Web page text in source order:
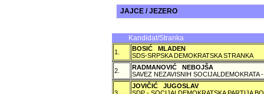
JAJCE / JEZERO
Kandidat/Stranka
1.
BOSIĆ MLADEN
SDS-SRPSKA DEMOKRATSKA STRANKA
2.
RADMANOVIĆ NEBOJŠA
SAVEZ NEZAVISNIH SOCIJALDEMOKRATA
JOVIČIĆ JUGOSLAV